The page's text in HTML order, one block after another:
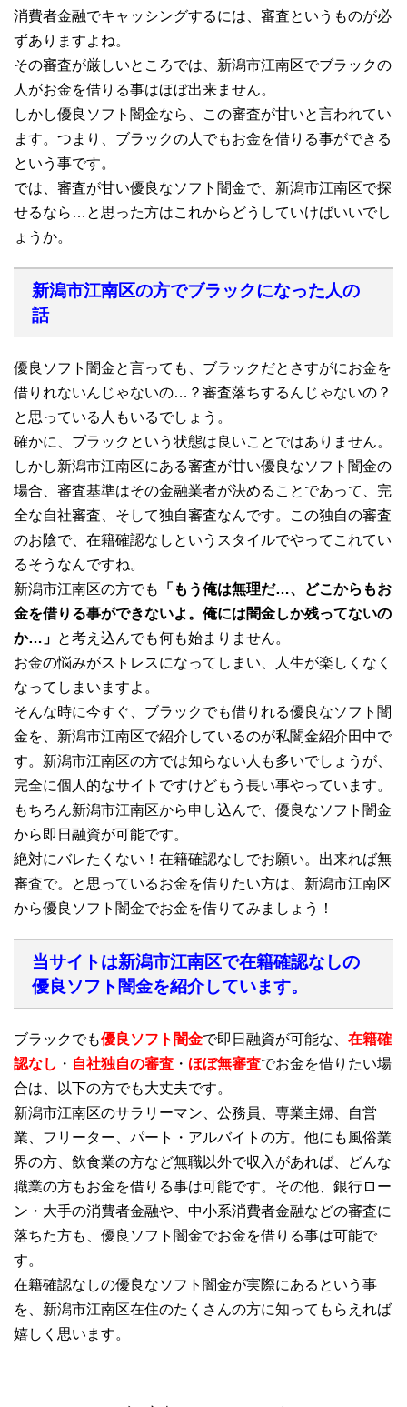
消費者金融でキャッシングするには、審査というものが必
ずありますよね。
その審査が厳しいところでは、新潟市江南区でブラックの
人がお金を借りる事はほぼ出来ません。
しかし優良ソフト闇金なら、この審査が甘いと言われてい
ます。つまり、ブラックの人でもお金を借りる事ができる
という事です。
では、審査が甘い優良なソフト闇金で、新潟市江南区で探
せるなら…と思った方はこれからどうしていけばいいでし
ょうか。
新潟市江南区の方でブラックになった人の
話
優良ソフト闇金と言っても、ブラックだとさすがにお金を
借りれないんじゃないの…？審査落ちするんじゃないの？
と思っている人もいるでしょう。
確かに、ブラックという状態は良いことではありません。
しかし新潟市江南区にある審査が甘い優良なソフト闇金の
場合、審査基準はその金融業者が決めることであって、完
全な自社審査、そして独自審査なんです。この独自の審査
のお陰で、在籍確認なしというスタイルでやってこれてい
るそうなんですね。
新潟市江南区の方でも
「もう俺は無理だ…、どこからもお
金を借りる事ができないよ。俺には闇金しか残ってないの
か…」 と考え込んでも何も始まりません。
お金の悩みがストレスになってしまい、人生が楽しくなく
なってしまいますよ。
そんな時に今すぐ、ブラックでも借りれる優良なソフト闇
金を、新潟市江南区で紹介しているのが私闇金紹介田中で
す。新潟市江南区の方では知らない人も多いでしょうが、
完全に個人的なサイトですけどもう長い事やっています。
もちろん新潟市江南区から申し込んで、優良なソフト闇金
から即日融資が可能です。
絶対にバレたくない！在籍確認なしでお願い。出来れば無
審査で。と思っているお金を借りたい方は、新潟市江南区
から優良ソフト闇金でお金を借りてみましょう！
当サイトは新潟市江南区で在籍確認なしの
優良ソフト闇金を紹介しています。
ブラックでも優良ソフト闇金で即日融資が可能な、 在籍確
認なし ・ 自社独自の審査 ・ ほぼ無審査でお金を借りたい場
合は、以下の方でも大丈夫です。
新潟市江南区のサラリーマン、公務員、専業主婦、自営
業、フリーター、パート・アルバイトの方。他にも風俗業
界の方、飲食業の方など無職以外で収入があれば、どんな
職業の方もお金を借りる事は可能です。その他、銀行ロー
ン・大手の消費者金融や、中小系消費者金融などの審査に
落ちた方も、優良ソフト闇金でお金を借りる事は可能で
す。
在籍確認なしの優良なソフト闇金が実際にあるという事
を、新潟市江南区在住のたくさんの方に知ってもらえれば
嬉しく思います。